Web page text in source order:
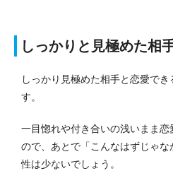
しっかりと見極めた相
しっかり見極めた相手と恋愛で
す。
一目惚れや付き合いの浅いまま
ので、あとで「こんなはずじゃ
性は少ないでしょう。